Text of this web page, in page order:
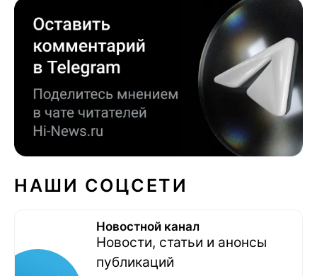
НАШИ СОЦСЕТИ
Новостной канал
Новости, статьи и анонсы
публикаций